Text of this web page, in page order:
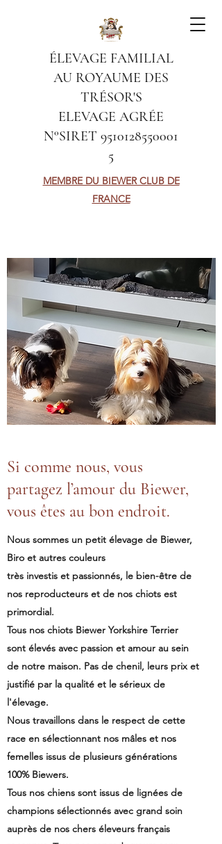
ÉLEVAGE FAMILIAL
AU ROYAUME DES
TRÉSOR'S
ELEVAGE AGRÉE
N°SIRET 9510128550001
5
MEMBRE DU BIEWER CLUB DE
FRANCE
Si comme nous, vous
partagez l’amour du Biewer,
vous êtes au bon endroit.
Nous sommes un petit élevage de Biewer,
Biro et autres couleurs
très investis et passionnés, le bien-être de
nos reproducteurs et de nos chiots est
primordial.
Tous nos chiots Biewer Yorkshire Terrier
sont élevés avec passion et amour au sein
de notre maison. Pas de chenil, leurs prix et
justifié par la qualité et le sérieux de
l'élevage.
Nous travaillons dans le respect de cette
race en sélectionnant nos mâles et nos
femelles issus de plusieurs générations
100% Biewers.
Tous nos chiens sont issus de lignées de
champions sélectionnés avec grand soin
auprès de nos chers éleveurs français